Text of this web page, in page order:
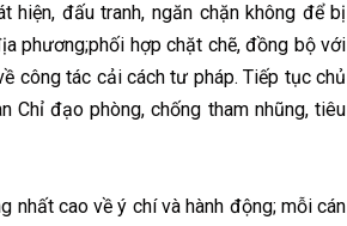
hiện, đấu tranh, ngăn chặn không để bị
phương;phối hợp chặt chẽ, đồng bộ với
công tác cải cách tư pháp. Tiếp tục chủ
Chỉ đạo phòng, chống tham nhũng, tiêu
nhất cao về ý chí và hành động; mỗi cán